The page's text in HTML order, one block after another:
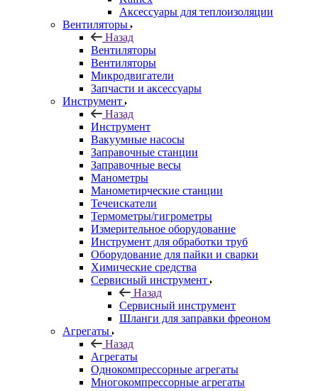
Аксессуары для теплоизоляции
Вентиляторы
Назад
Вентиляторы
Вентиляторы
Микродвигатели
Запчасти и аксессуары
Инструмент
Назад
Инструмент
Вакуумные насосы
Заправочные станции
Заправочные весы
Манометры
Манометирческие станции
Течеискатели
Термометры/гигрометры
Измерительное оборудование
Инструмент для обработки труб
Оборудование для пайки и сварки
Химические средства
Сервисный инструмент
Назад
Сервисный инструмент
Шланги для заправки фреоном
Агрегаты
Назад
Агрегаты
Однокомпрессорные агрегаты
Многокомпрессорные агрегаты